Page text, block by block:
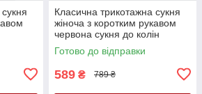
48 50
Класична трикотажна сукня
жіноча з коротким рукавом
червона сукня до колін
однотонна 40 44 52 розмір
Готово до відправки
589 ₴ 789 ₴